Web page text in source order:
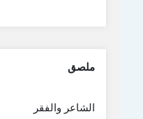
ملصق
الشاعر والفقر